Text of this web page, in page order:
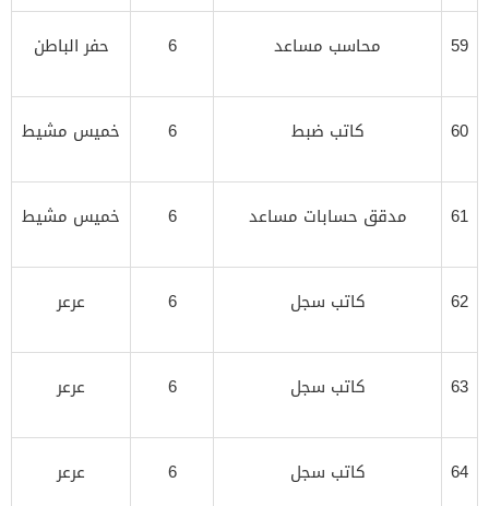
59 محاسب مساعد 6 حفر الباطن
60 كاتب ضبط 6 خميس مشيط
61 مدقق حسابات مساعد 6 خميس مشيط
62 كاتب سجل 6 عرعر
63 كاتب سجل 6 عرعر
64 كاتب سجل 6 عرعر